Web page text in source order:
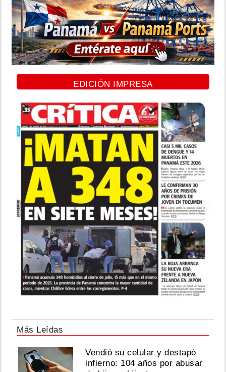
EDICIÓN IMPRESA
Más Leídas
Vendió su celular y destapó
infierno: 104 años por abusar